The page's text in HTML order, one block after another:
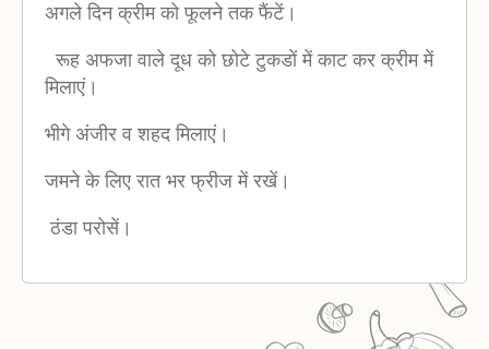
अगले दिन क्रीम को फूलने तक फैंटें।
रूह अफजा वाले दूध को छोटे टुकडों में काट कर क्रीम में
मिलाएं।
भीगे अंजीर व शहद मिलाएं।
जमने के लिए रात भर फ्रीज में रखें।
ठंडा परोसें।